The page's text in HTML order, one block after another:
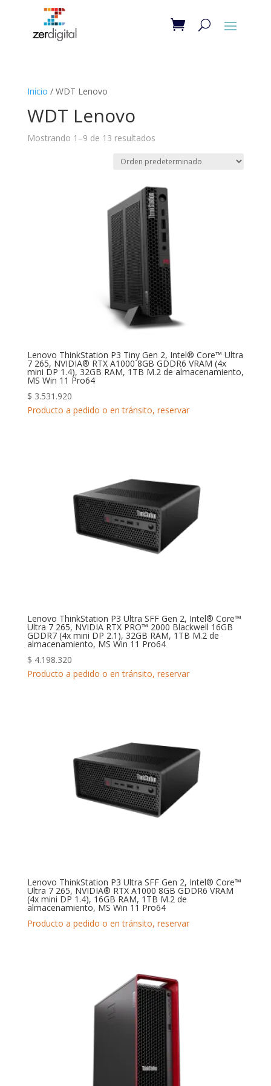
Inicio / WDT Lenovo
WDT Lenovo
Mostrando 1–9 de 13 resultados
Lenovo ThinkStation P3 Tiny Gen 2, Intel® Core™ Ultra
7 265, NVIDIA® RTX A1000 8GB GDDR6 VRAM (4x
mini DP 1.4), 32GB RAM, 1TB M.2 de almacenamiento,
MS Win 11 Pro64
$ 3.531.920
Producto a pedido o en tránsito, reservar
Lenovo ThinkStation P3 Ultra SFF Gen 2, Intel® Core™
Ultra 7 265, NVIDIA RTX PRO™ 2000 Blackwell 16GB
GDDR7 (4x mini DP 2.1), 32GB RAM, 1TB M.2 de
almacenamiento, MS Win 11 Pro64
$ 4.198.320
Producto a pedido o en tránsito, reservar
Lenovo ThinkStation P3 Ultra SFF Gen 2, Intel® Core™
Ultra 7 265, NVIDIA® RTX A1000 8GB GDDR6 VRAM
(4x mini DP 1.4), 16GB RAM, 1TB M.2 de
almacenamiento, MS Win 11 Pro64
Producto a pedido o en tránsito, reservar